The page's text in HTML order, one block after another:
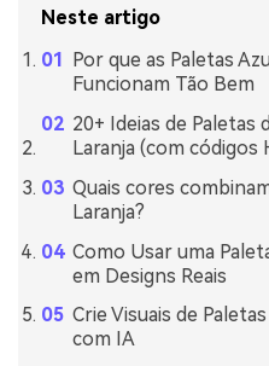
Neste artigo
Por que as Paletas
Funcionam Tão Bem
20+ Ideias de Paletas
Laranja (com códigos
Quais cores
Laranja?
Como Usar uma
em Designs Reais
Crie Visuais de
com IA